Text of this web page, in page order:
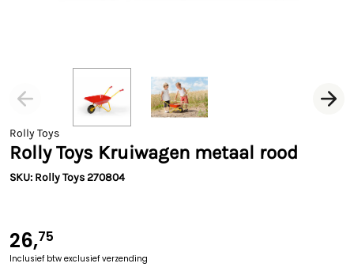
Rolly Toys
Rolly Toys Kruiwagen metaal rood
SKU: Rolly Toys 270804
26,75
Inclusief btw exclusief verzending